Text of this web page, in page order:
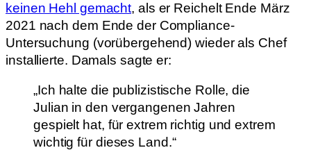
keinen Hehl gemacht, als er Reichelt Ende März
2021 nach dem Ende der Compliance-
Untersuchung (vorübergehend) wieder als Chef
installierte. Damals sagte er:
„Ich halte die publizistische Rolle, die
Julian in den vergangenen Jahren
gespielt hat, für extrem richtig und extrem
wichtig für dieses Land.“